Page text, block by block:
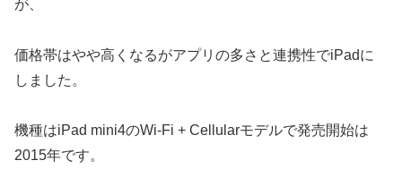
が、
価格帯はやや高くなるがアプリの多さと連携性でiPadに
しました。
機種はiPad mini4のWi-Fi + Cellularモデルで発売開始は
2015年です。